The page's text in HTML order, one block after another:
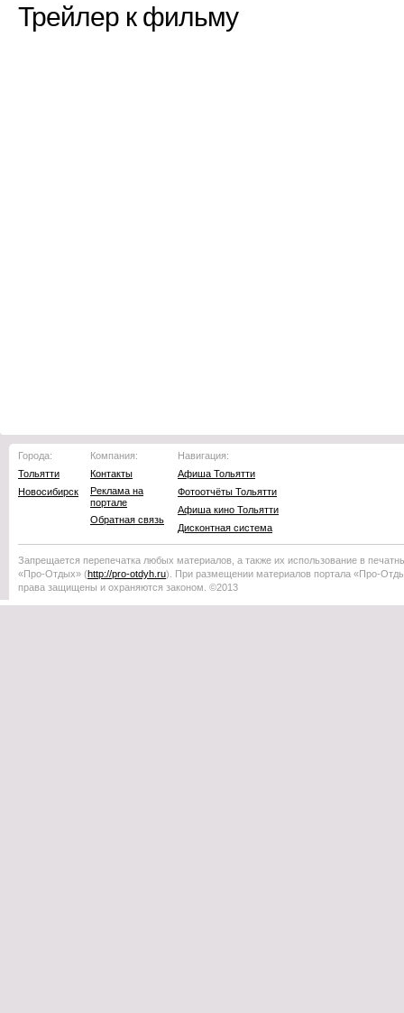
Трейлер к фильму
Города:
Тольятти
Новосибирск
Компания:
Контакты
Реклама на
портале
Обратная связь
Навигация:
Афиша Тольятти
Фотоотчёты Тольятти
Афиша кино Тольятти
Дисконтная система
Запрещается перепечатка любых материалов, а также их использование в
«Про-Отдых» (http://pro-otdyh .ru). При размещении материалов портала «Про-
права защищены и охраняются законом. ©2013